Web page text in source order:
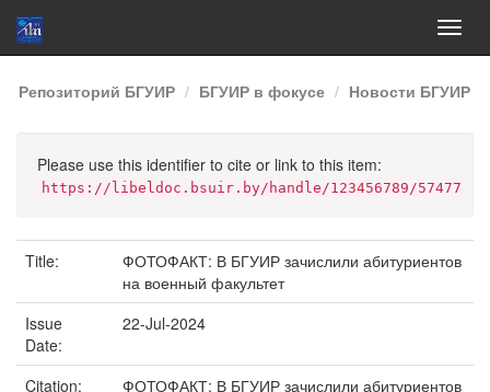
Skip
navigation
Репозиторий БГУИР БГУИР в фокусе Новости БГУИР
Please use this identifier to cite or link to this item:
https://libeldoc.bsuir.by/handle/123456789/57477
Title:
ФОТОФАКТ: В БГУИР зачислили абитуриентов
на военный факультет
Issue
Date:
22-Jul-2024
Citation:
ФОТОФАКТ: В БГУИР зачислили абитуриентов